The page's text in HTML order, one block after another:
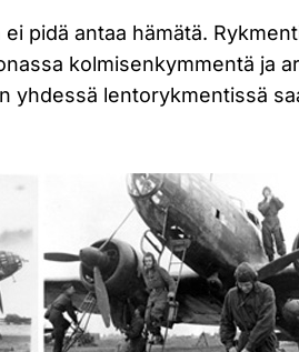
pidä antaa hämätä.
kolmisenkymmentä ja
yhdessä lentorykmentissä